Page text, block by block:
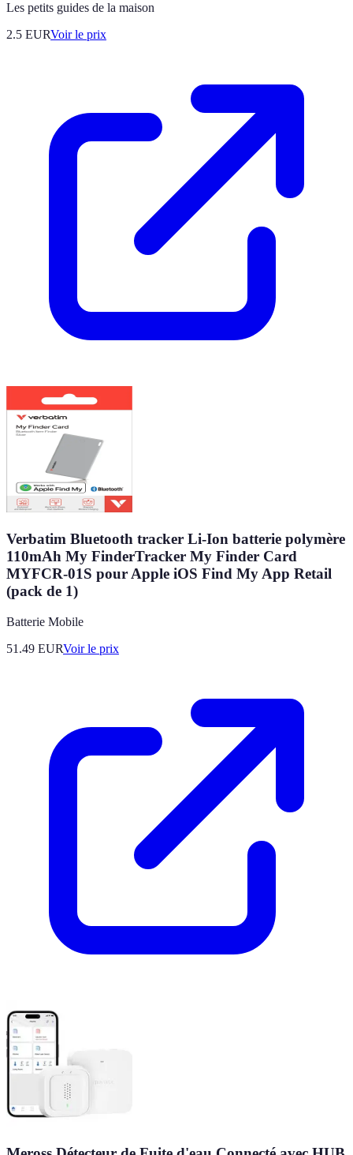
Les petits guides de la maison
2.5 EURVoir le prix
Verbatim Bluetooth tracker Li-Ion batterie polymère
110mAh My FinderTracker My Finder Card
MYFCR-01S pour Apple iOS Find My App Retail
(pack de 1)
Batterie Mobile
51.49 EURVoir le prix